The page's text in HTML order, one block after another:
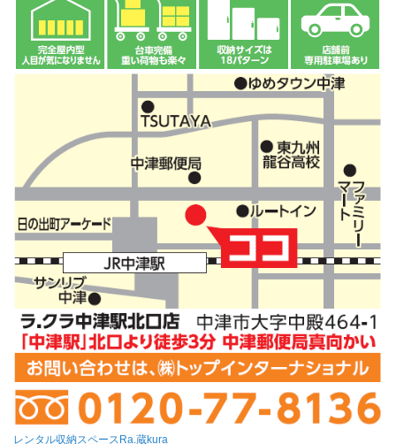
レンタル収納スペースRa.蔵kura